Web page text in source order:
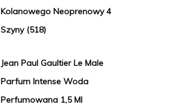
Kolanowego Neoprenowy 4
Szyny (518)
Jean Paul Gaultier Le Male
Parfum Intense Woda
Perfumowana 1,5 Ml